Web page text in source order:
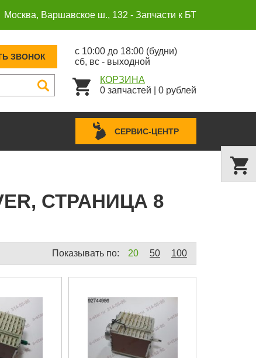
Москва, Варшавское ш., 132 - Запчасти к БТ
ЗВОНОК
с 10:00 до 18:00 (будни)
сб, вс - выходной
КОРЗИНА
0 запчастей 0 рублей
СЕРВИС-ЦЕНТР
СТРАНИЦА 8
Показывать по: 20 50 100